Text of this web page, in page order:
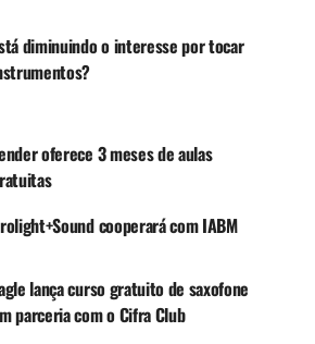
do Música & Mercado no
News.
Google News
sentido que o bebê
da vida uterina. Lá pela 20ª,
a criança já começa a
diminuindo o interesse por tocar
oferece 3 meses de aulas
cooperará com IABM
lança curso gratuito de saxofone
parceria com o Cifra Club